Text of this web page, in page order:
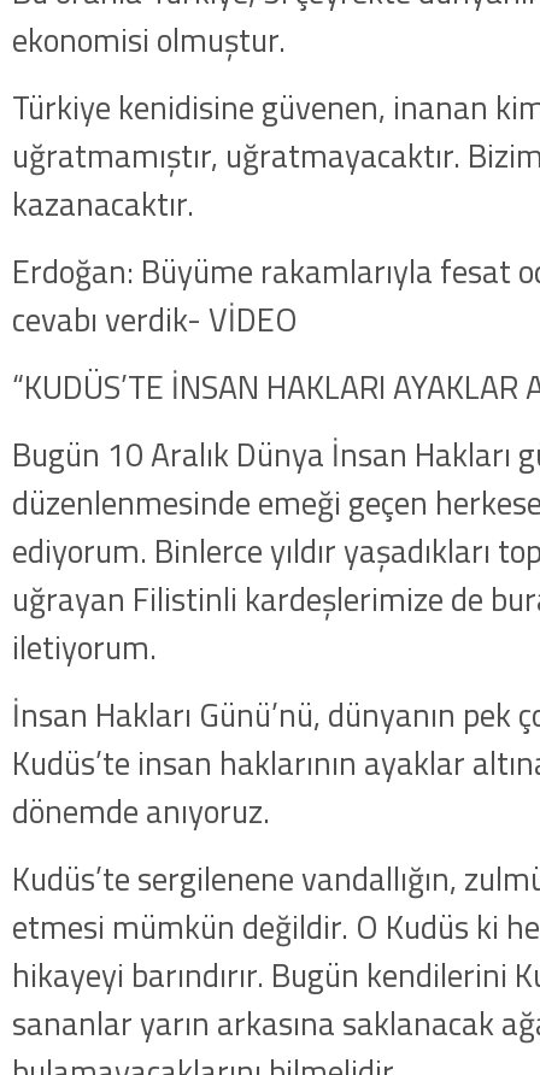
ekonomisi olmuştur.
Türkiye kenidisine güvenen, inanan
uğratmamıştır, uğratmayacaktır.
kazanacaktır.
Erdoğan: Büyüme rakamlarıyla fesat
cevabı verdik- VİDEO
“KUDÜS’TE İNSAN HAKLARI AYAKLAR
Bugün 10 Aralık Dünya İnsan Hakları
düzenlenmesinde emeği geçen
ediyorum. Binlerce yıldır yaşadıkları
uğrayan Filistinli kardeşlerimize de
iletiyorum.
İnsan Hakları Günü’nü, dünyanın pek
Kudüs’te insan haklarının ayaklar
dönemde anıyoruz.
Kudüs’te sergilenene vandallığın,
etmesi mümkün değildir. O Kudüs ki
hikayeyi barındırır. Bugün kendilerini
sananlar yarın arkasına saklanacak